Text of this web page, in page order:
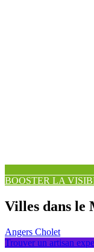
BOOSTER LA
Villes dans le
Angers Cholet
Trouver un artisan